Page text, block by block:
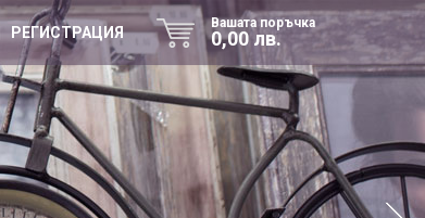
Вашата поръчка
0,00 лв.
РЕГИСТРАЦИЯ